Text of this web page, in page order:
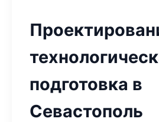
подготовка в
Севастополь